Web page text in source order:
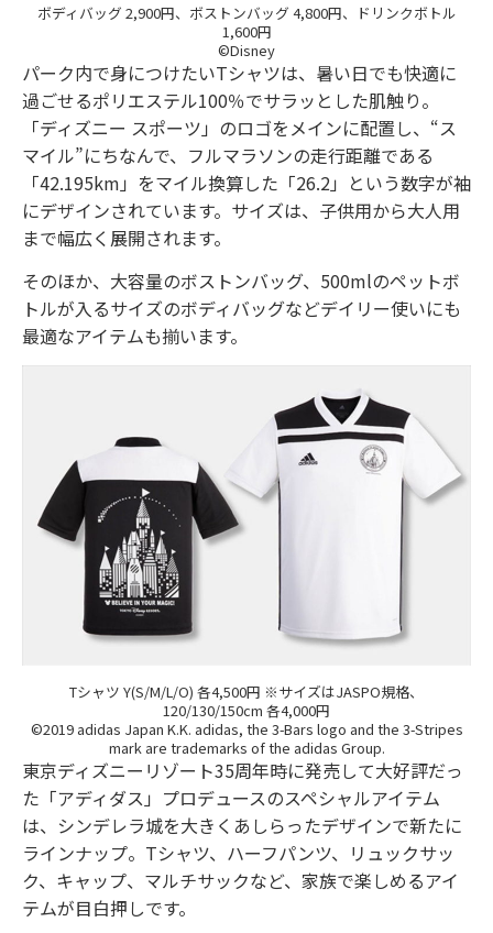
ボディバッグ 2,900円、ボストンバッグ 4,800円、ドリンクボトル
1,600円
©Disney
パーク内で身につけたいTシャツは、暑い日でも快適に
過ごせるポリエステル100％でサラッとした肌触り。
「ディズニー スポーツ」のロゴをメインに配置し、“ス
マイル”にちなんで、フルマラソンの走行距離である
「42.195km」をマイル換算した「26.2」という数字が袖
にデザインされています。サイズは、子供用から大人用
まで幅広く展開されます。
そのほか、大容量のボストンバッグ、500mlのペットボ
トルが入るサイズのボディバッグなどデイリー使いにも
最適なアイテムも揃います。
Tシャツ Y(S/M/L/O) 各4,500円 ※サイズはJASPO規格、
120/130/150cm 各4,000円
©2019 adidas Japan K.K. adidas, the 3-Bars logo and the 3-Stripes
mark are trademarks of the adidas Group.
東京ディズニーリゾート35周年時に発売して大好評だっ
た「アディダス」プロデュースのスペシャルアイテム
は、シンデレラ城を大きくあしらったデザインで新たに
ラインナップ。Tシャツ、ハーフパンツ、リュックサッ
ク、キャップ、マルチサックなど、家族で楽しめるアイ
テムが目白押しです。